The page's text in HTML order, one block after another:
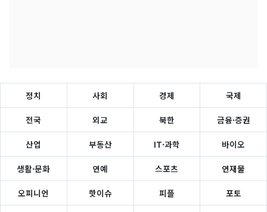
정치 사회 경제 국제
전국 외교 북한 금융·증권
산업 부동산 IT·과학 바이오
생활·문화 연예 스포츠 연재물
오피니언 핫이슈 피플 포토